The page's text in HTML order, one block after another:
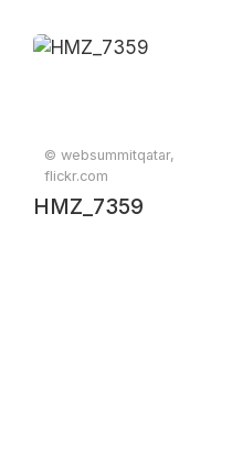
© websummitqatar,
flickr.com
HMZ_7359